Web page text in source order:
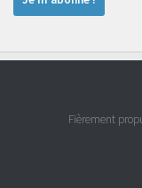
Fièrement